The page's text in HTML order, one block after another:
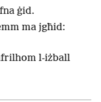
ġid.
ma jgħid:
l-iżball